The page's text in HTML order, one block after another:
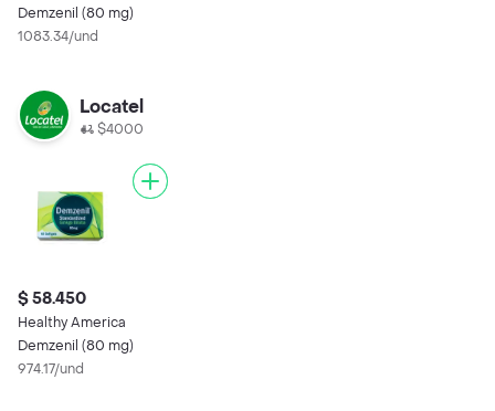
Demzenil (80 mg)
1083.34/und
Locatel
$4000
$ 58.450
Healthy America
Demzenil (80 mg)
974.17/und